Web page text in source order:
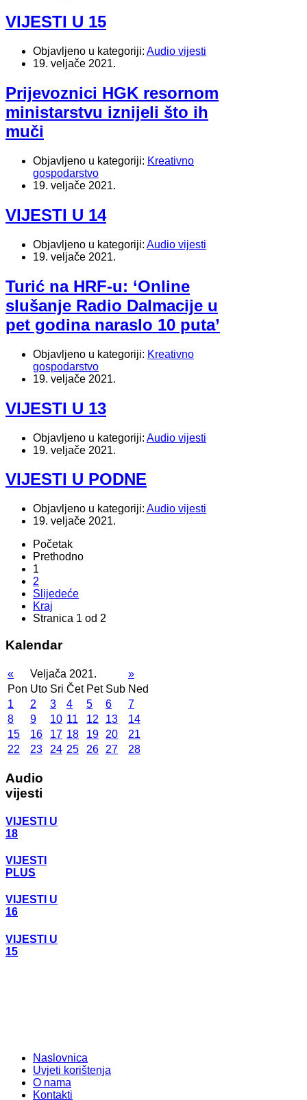
VIJESTI U 15
Objavljeno u kategoriji: Audio vijesti
19. veljače 2021.
Prijevoznici HGK resornom
ministarstvu iznijeli što ih
muči
Objavljeno u kategoriji: Kreativno
gospodarstvo
19. veljače 2021.
VIJESTI U 14
Objavljeno u kategoriji: Audio vijesti
19. veljače 2021.
Turić na HRF-u: ‘Online
slušanje Radio Dalmacije u
pet godina naraslo 10 puta’
Objavljeno u kategoriji: Kreativno
gospodarstvo
19. veljače 2021.
VIJESTI U 13
Objavljeno u kategoriji: Audio vijesti
19. veljače 2021.
VIJESTI U PODNE
Objavljeno u kategoriji: Audio vijesti
19. veljače 2021.
Početak
Prethodno
1
2
Slijedeće
Kraj
Stranica 1 od 2
Kalendar
« Veljača 2021.
»
Pon Uto Sri Čet Pet Sub Ned
1
2 3 4 5 6
7
8
9 10 11 12 13
14
15
16 17 18 19 20
21
22
23 24 25 26 27 28
Audio
vijesti
VIJESTI U
18
VIJESTI
PLUS
VIJESTI U
16
VIJESTI U
15
Naslovnica
Uvjeti korištenja
O nama
Kontakti